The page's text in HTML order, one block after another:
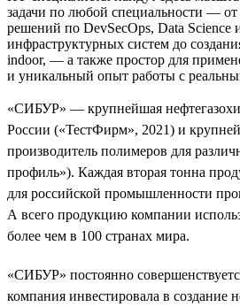
задачи по любой специальности —
решений по DevSecOps, Data Science
инфраструктурных систем до
indoor, — а также простор для
и уникальный опыт работы с
«СИБУР» — крупнейшая
России («ТестФирм», 2021) и
производитель полимеров для
профиль»). Каждая вторая тонна
для российской промышленности
А всего продукцию компании
более чем в 100 странах мира.
«СИБУР» постоянно
компания инвестировала в